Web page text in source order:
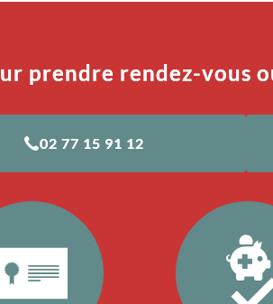
prendre rendez-vous
02 77 15 91 12